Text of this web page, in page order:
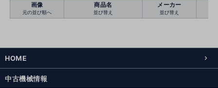
絞り込む クリア
画像
元の並び順へ
商品名
並び替え
メーカー
並び替え
HOME
中古機械情報